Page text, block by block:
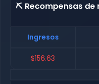
⛏️ Recompensas
Ingresos
$156.63